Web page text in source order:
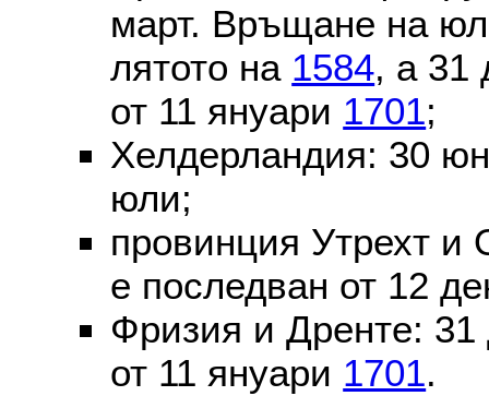
март. Връщане на
лятото на 1584, а 31
от 11 януари 1701;
Хелдерландия: 30
юли;
провинция Утрехт
е последван от 12
Фризия и Дренте:
от 11 януари 1701.